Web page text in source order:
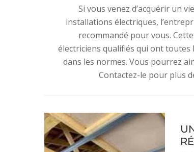
Si vous venez d’acquérir un
installations électriques,
recommandé pour vous.
électriciens qualifiés qui ont
dans les normes. Vous pourrez
Contactez-le pour plus